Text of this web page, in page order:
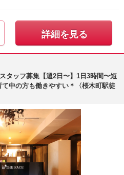
詳細を見る
タッフ募集【週2日〜】1日3時間〜短
中の方も働きやすい＊〈桜木町駅徒